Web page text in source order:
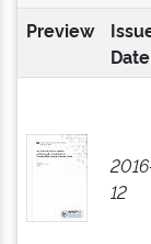
Preview
Date
12